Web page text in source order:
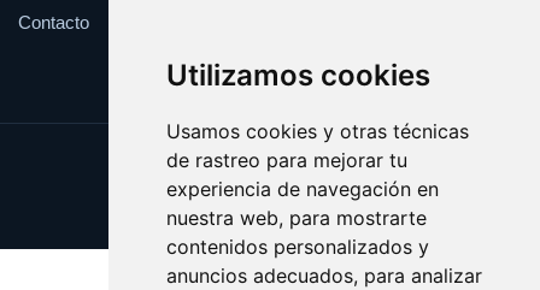
Utilizamos cookies
Usamos cookies y otras técnicas
de rastreo para mejorar tu
experiencia de navegación en
nuestra web, para mostrarte
contenidos personalizados y
anuncios adecuados, para analizar
Contacto
Update cookies preferences
Copyright © 2025 whitehouse.es